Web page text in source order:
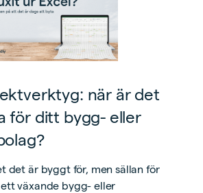
när är det
för ditt bygg- eller
det är byggt för, men sällan för
växande bygg- eller